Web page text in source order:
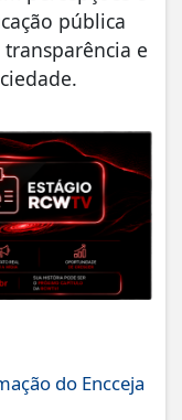
pública
e
do Encceja